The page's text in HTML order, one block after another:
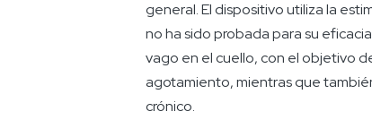
general. El dispositivo utiliza la
no ha sido probada para su
vago en el cuello, con el objetivo
agotamiento, mientras que
crónico.